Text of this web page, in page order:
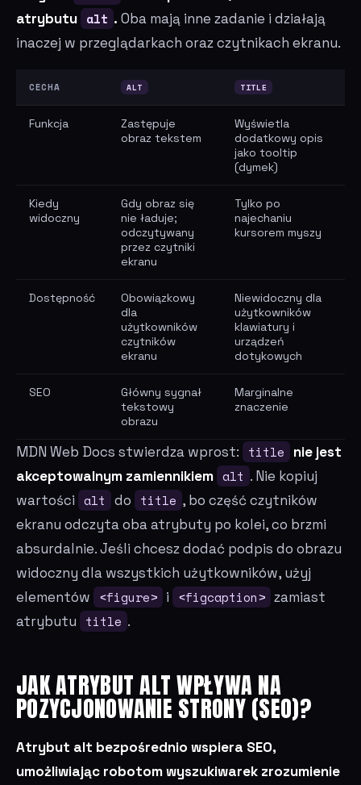
atrybutu alt . Oba mają inne zadanie i działają
inaczej w przeglądarkach oraz czytnikach ekranu.
CECHA ALT TITLE
Funkcja
Zastępuje
obraz tekstem
Wyświetla
dodatkowy opis
jako tooltip
(dymek)
Kiedy
widoczny
Gdy obraz się
nie ładuje;
odczytywany
przez czytniki
ekranu
Tylko po
najechaniu
kursorem myszy
Dostępność
Obowiązkowy
dla
użytkowników
czytników
ekranu
Niewidoczny dla
użytkowników
klawiatury i
urządzeń
dotykowych
SEO
Główny sygnał
tekstowy
obrazu
Marginalne
znaczenie
MDN Web Docs stwierdza wprost: title nie jest
akceptowalnym zamiennikiem alt . Nie kopiuj
wartości alt do title , bo część czytników
ekranu odczyta oba atrybuty po kolei, co brzmi
absurdalnie. Jeśli chcesz dodać podpis do obrazu
widoczny dla wszystkich użytkowników, użyj
elementów <figure> i <figcaption> zamiast
atrybutu title .
JAK ATRYBUT ALT WPŁYWA NA
POZYCJONOWANIE STRONY (SEO)?
Atrybut alt bezpośrednio wspiera SEO,
umożliwiając robotom wyszukiwarek zrozumienie